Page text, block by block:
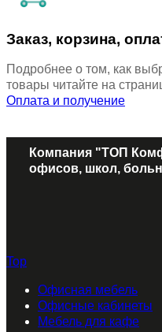
Заказ, корзина,
Подробнее о том, как
товары читайте на
Оплата и получение
Компания "ТОП
офисов, школ,
Top
Офисная мебель
Офисные кабинеты
Мебель для кафе